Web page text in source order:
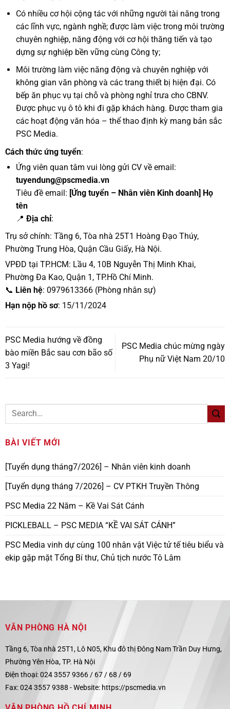
Có nhiều cơ hội cộng tác với những người tài năng trong
các lĩnh vực, ngành nghề; được làm việc trong môi trường
chuyên nghiệp, năng động với cơ hội thăng tiến và tạo
dựng sự nghiệp bền vững cùng Công ty;
Môi trường làm việc năng động và chuyên nghiệp với
không gian văn phòng và các trang thiết bị hiện đại. Có
bếp ăn phục vụ tại chỗ và phòng nghỉ trưa cho CBNV.
Được phục vụ ô tô khi đi gặp khách hàng. Được tham gia
các hoạt động văn hóa – thể thao định kỳ mang bản sắc
PSC Media.
Cách thức ứng tuyển:
Ứng viên quan tâm vui lòng gửi CV về email:
tuyendung@pscmedia.vn
Tiêu đề email: [Ứng tuyển – Nhân viên Kinh doanh] Họ
tên
📍 Địa chỉ:
Trụ sở chính: Tầng 6, Tòa nhà 25T1 Hoàng Đạo Thúy,
Phường Trung Hòa, Quận Cầu Giấy, Hà Nội.
VPĐD tại TP.HCM: Lầu 4, 10B Nguyễn Thị Minh Khai,
Phường Đa Kao, Quận 1, TP.Hồ Chí Minh.
📞 Liên hệ: 0979613366 (Phòng nhân sự)
Hạn nộp hồ sơ: 15/11/2024
PSC Media hướng về đồng
bào miền Bắc sau cơn bão số
3 Yagi!
PSC Media chúc mừng ngày
Phụ nữ Việt Nam 20/10
BÀI VIẾT MỚI
[Tuyển dụng tháng7/2026] – Nhân viên kinh doanh
[Tuyển dụng tháng 7/2026] – CV PTKH Truyền Thông
PSC Media 22 Năm – Kề Vai Sát Cánh
PICKLEBALL – PSC MEDIA “KỀ VAI SÁT CÁNH”
PSC Media vinh dự cùng 100 nhân vật Việc tử tế tiêu biểu và
ekip gặp mặt Tổng Bí thư, Chủ tịch nước Tô Lâm
VĂN PHÒNG HÀ NỘI
Tầng 6, Tòa nhà 25T1, Lô N05, Khu đô thị Đông Nam Trần Duy Hưng,
Phường Yên Hòa, TP. Hà Nội
Điện thoại: 024 3557 9366 / 67 / 68 / 69
Fax: 024 3557 9388 -Website: https://pscmedia.vn